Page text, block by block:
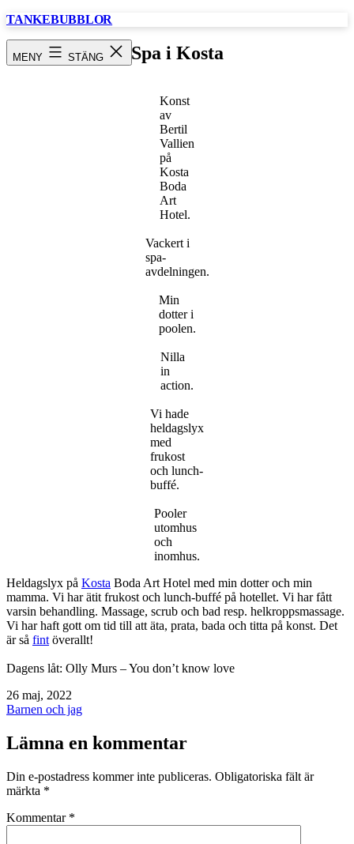
Hoppa
TANKEBUBBLOR
MENY STÄNG Spa i Kosta
Konst
av
Bertil
Vallien
på
Kosta
Boda
Art
Hotel.
Vackert i
spa-
avdelningen.
Min
dotter i
poolen.
Nilla
in
action.
Vi hade
heldagslyx
med
frukost
och lunch-
buffé.
Pooler
utomhus
och
inomhus.
Heldagslyx på Kosta Boda Art Hotel med min dotter och min
mamma. Vi har ätit frukost och lunch-buffé på hotellet. Vi har fått
varsin behandling. Massage, scrub och bad resp. helkroppsmassage.
Vi har haft gott om tid till att äta, prata, bada och titta på konst. Det
är så fint överallt!
Dagens låt: Olly Murs – You don’t know love
Publicerat
den
26 maj, 2022
Kategoriserat
Barnen och jag
Lämna en kommentar
Din e-postadress kommer inte publiceras. Obligatoriska fält är
märkta *
Kommentar *